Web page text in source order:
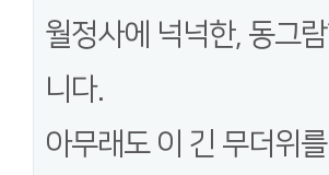
월정사에 넉넉한, 동그
니다.
아무래도 이 긴 무더위